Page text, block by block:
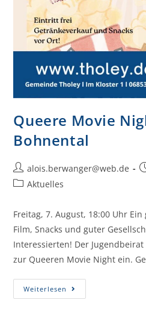
Queere Movie
Bohnental
alois.berwanger@web.de
Aktuelles
Freitag, 7. August, 18:00 Uhr
Film, Snacks und guter
Interessierten! Der
zur Queeren Movie Night ein.
Weiterlesen